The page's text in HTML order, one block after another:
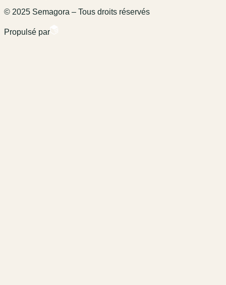
© 2025 Semagora – Tous droits réservés
Propulsé par